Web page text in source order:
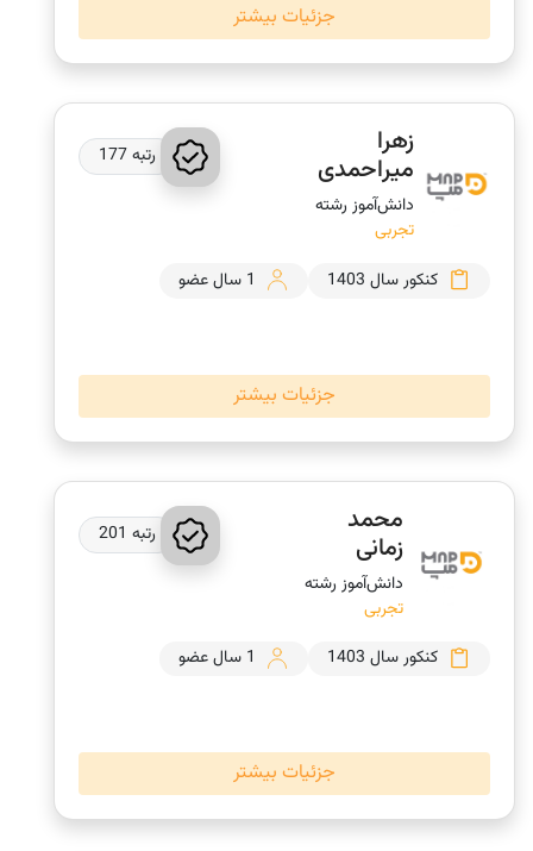
جزئیات بیشتر
زهرا
میراحمدی
دانش‌‎آموز رشته
تجربی
رتبه 177
کنکور سال 1403 1 سال عضو
جزئیات بیشتر
محمد
زمانی
دانش‌‎آموز رشته
تجربی
رتبه 201
کنکور سال 1403 1 سال عضو
جزئیات بیشتر